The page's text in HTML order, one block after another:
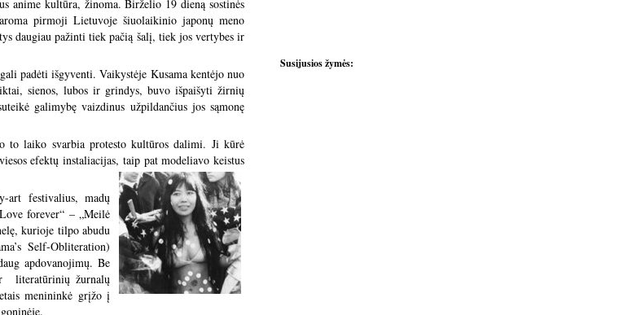
anime kultūra, žinoma. Birželio 19 dieną sostinės
pirmoji Lietuvoje šiuolaikinio japonų meno
daugiau pažinti tiek pačią šalį, tiek jos vertybes ir
padėti išgyventi. Vaikystėje Kusama kentėjo nuo
sienos, lubos ir grindys, buvo išpaišyti žirnių
galimybę vaizdinus užpildančius jos sąmonę
to laiko svarbia protesto kultūros dalimi. Ji kūrė
efektų instaliacijas, taip pat modeliavo keistus
art festivalius, madų
forever“ – „Meilė
kurioje tilpo abudu
Self-Obliteration)
apdovanojimų. Be
literatūrinių žurnalų
menininkė grįžo į
Susijusios žymės: